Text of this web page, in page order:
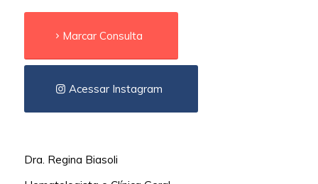
Marcar Consulta
Acessar Instagram
Dra. Regina Biasoli